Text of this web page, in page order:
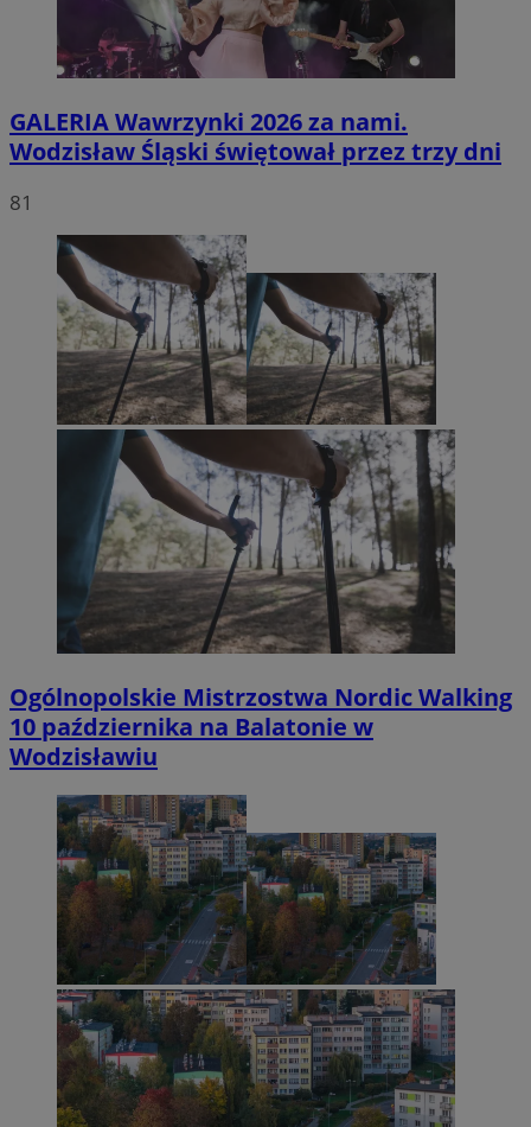
GALERIAWawrzynki 2026 za nami.
Wodzisław Śląski świętował przez trzy dni
81
Ogólnopolskie Mistrzostwa Nordic Walking
10 października na Balatonie w
Wodzisławiu